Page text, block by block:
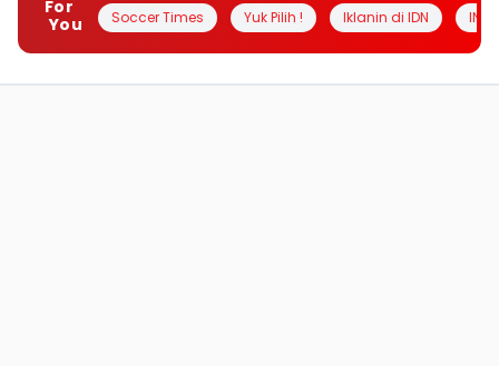
For
You
Soccer Times Yuk Pilih ! Iklanin di IDN